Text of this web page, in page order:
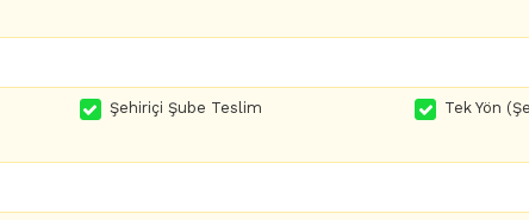
Şehiriçi Şube Teslim Tek Yön